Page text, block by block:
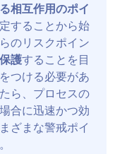
相互作用のポイ
することから始
のリスクポイン
保護することを目
つける必要があ
ら、プロセスの
合に迅速かつ効
ざまな警戒ポイ